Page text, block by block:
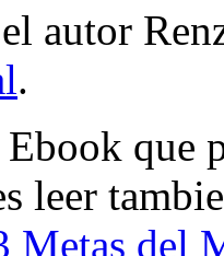
autor
.
Ebook que
leer
Metas del